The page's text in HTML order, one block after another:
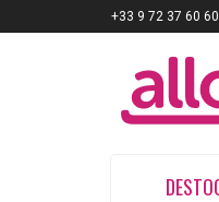
+33 9 72 37 60